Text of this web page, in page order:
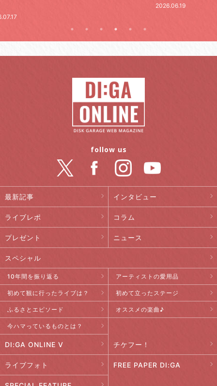
2026.06.19
最新記事 インタビュー
ライブレポ コラム
プレゼント ニュース
スペシャル
10年間を振り返る アーティストの愛用品
初めて観に行ったライブは？ 初めて立ったステージ
ふるさとエピソード オススメの楽曲♪
今ハマっているものとは？
DI:GA ONLINE V チケフー！
ライブフォト FREE PAPER DI:GA
follow us